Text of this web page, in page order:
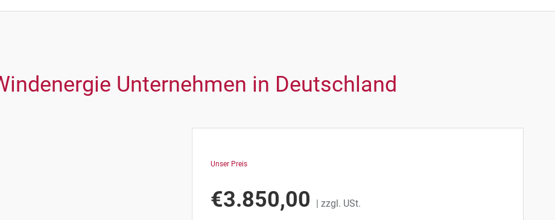
Unternehmen in Deutschland
Unser Preis
€3.850,00 | zzgl. USt.